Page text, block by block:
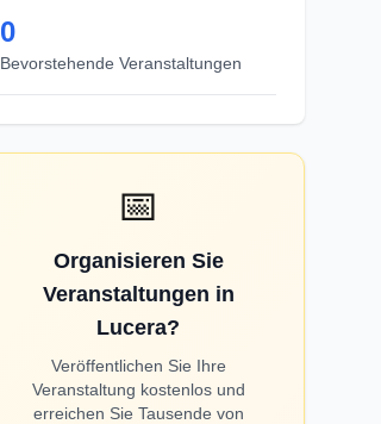
0
Bevorstehende Veranstaltungen
📅
Organisieren Sie
Veranstaltungen in
Lucera?
Veröffentlichen Sie Ihre
Veranstaltung kostenlos und
erreichen Sie Tausende von